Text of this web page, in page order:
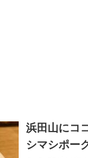
浜田山にコ
シマシポー